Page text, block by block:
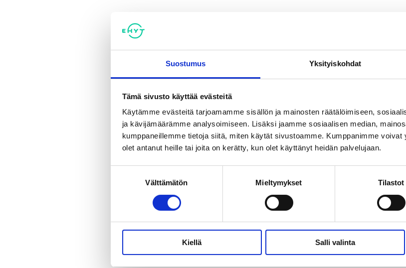
Suostumus Yksityiskohdat
Tämä sivusto käyttää evästeitä
Käytämme evästeitä tarjoamamme sisällön ja mainosten räätälöimiseen,
ja kävijämäärämme analysoimiseen. Lisäksi jaamme sosiaalisen median,
kumppaneillemme tietoja siitä, miten käytät sivustoamme. Kumppanimme voivat
olet antanut heille tai joita on kerätty, kun olet käyttänyt heidän palvelujaan.
Välttämätön Mieltymykset Tilastot
Kiellä Salli valinta
Nuorisotyön ehkäisevän päihdetyön verkosto on
Verkostotapaamiseen ei tarvitse erikseen ilmoittautua.
Verkostotapaaminen toteutetaan Microsoft Teams -
Lisätietoja:
sari.anjala@ehyt.fi
KATSO